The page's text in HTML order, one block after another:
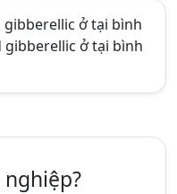
ở tại bình
gibberellic ở tại bình